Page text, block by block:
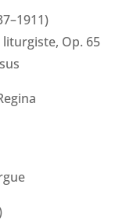
liturgiste, Op. 65